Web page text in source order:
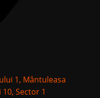
1, Mântuleasa
Sector 1